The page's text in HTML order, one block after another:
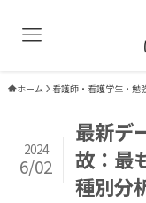
ホーム 看護師・看護学生・勉
最新デ
故：最
種別分
2024
6/02